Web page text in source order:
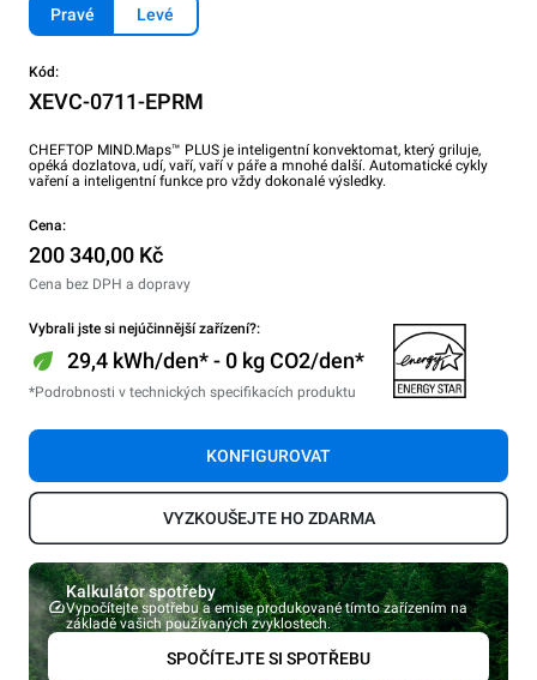
Pravé Levé
Kód:
XEVC-0711-EPRM
CHEFTOP MIND.Maps™ PLUS je inteligentní konvektomat, který griluje,
opéká dozlatova, udí, vaří, vaří v páře a mnohé další. Automatické cykly
vaření a inteligentní funkce pro vždy dokonalé výsledky.
Cena:
200 340,00 Kč
Cena bez DPH a dopravy
Vybrali jste si nejúčinnější zařízení?:
29,4 kWh/den* - 0 kg CO2/den*
*Podrobnosti v technických specifikacích produktu
KONFIGUROVAT
VYZKOUŠEJTE HO ZDARMA
Kalkulátor spotřeby
Vypočítejte spotřebu a emise produkované tímto zařízením na
základě vašich používaných zvyklostech.
SPOČÍTEJTE SI SPOTŘEBU